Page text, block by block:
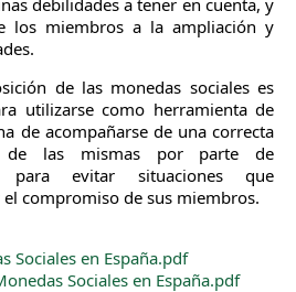
los miembros a la ampliación y
de las monedas sociales es
utilizarse como herramienta de
de acompañarse de una correcta
de las mismas por parte de
para evitar situaciones que
compromiso de sus miembros.
Sociales en España.pdf
Sociales en España.pdf